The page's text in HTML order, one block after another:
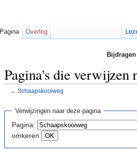
Pagina's die verwijzen
← Schaapskooiweg
Verwijzingen naar deze pagina
Pagina:
omkeren
Pagina Overleg